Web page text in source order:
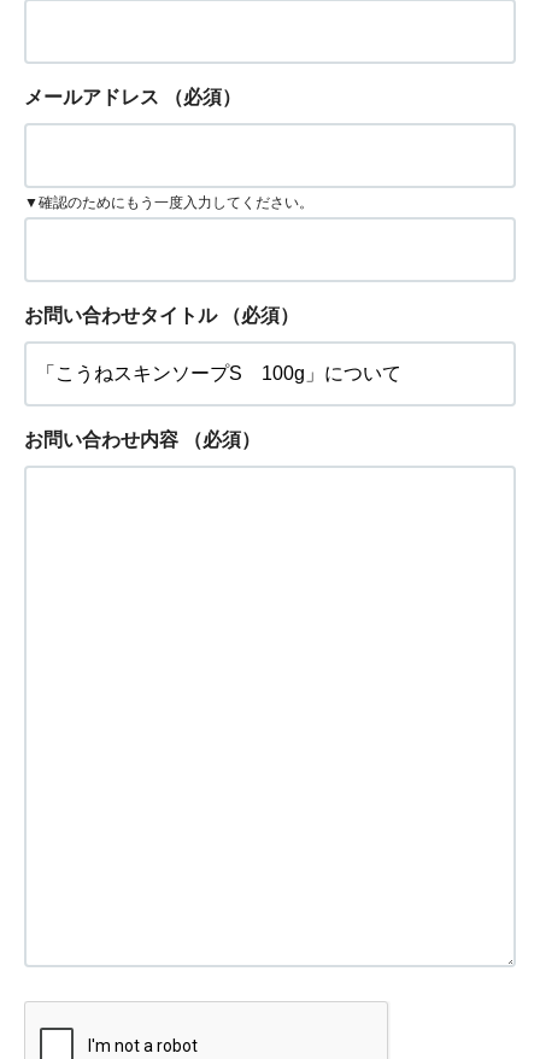
メールアドレス （必須）
▼確認のためにもう一度入力してください。
お問い合わせタイトル （必須）
お問い合わせ内容 （必須）